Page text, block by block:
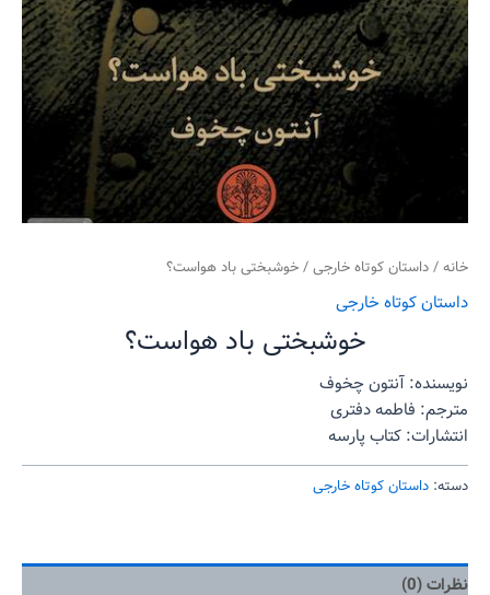
خانه/داستان کوتاه خارجی/ خوشبختی باد هواست؟
داستان کوتاه خارجی
خوشبختی باد هواست؟
نویسنده: آنتون چخوف
مترجم: فاطمه دفتری
انتشارات: کتاب پارسه
دسته: داستان کوتاه خارجی
نظرات (0)